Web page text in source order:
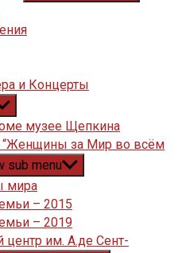
и Концерты
музее Щепкина
“Женщины за Мир во всём
sub menu
мира
– 2015
– 2019
центр им. А.де Сент-